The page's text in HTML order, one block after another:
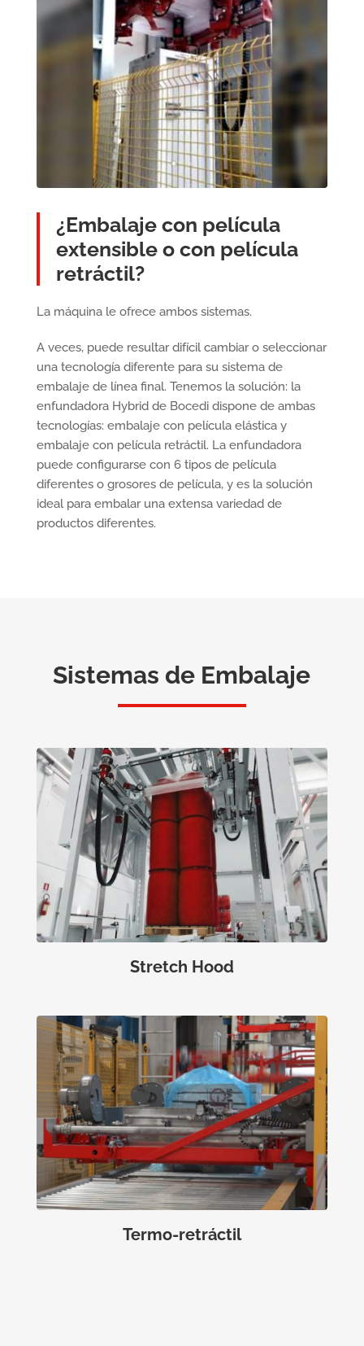
¿Embalaje con película
extensible o con película
retráctil?
La máquina le ofrece ambos sistemas.
A veces, puede resultar difícil cambiar o seleccionar
una tecnología diferente para su sistema de
embalaje de línea final. Tenemos la solución: la
enfundadora Hybrid de Bocedi dispone de ambas
tecnologías: embalaje con película elástica y
embalaje con película retráctil. La enfundadora
puede configurarse con 6 tipos de película
diferentes o grosores de película, y es la solución
ideal para embalar una extensa variedad de
productos diferentes.
Sistemas de Embalaje
Stretch Hood
Termo-retráctil